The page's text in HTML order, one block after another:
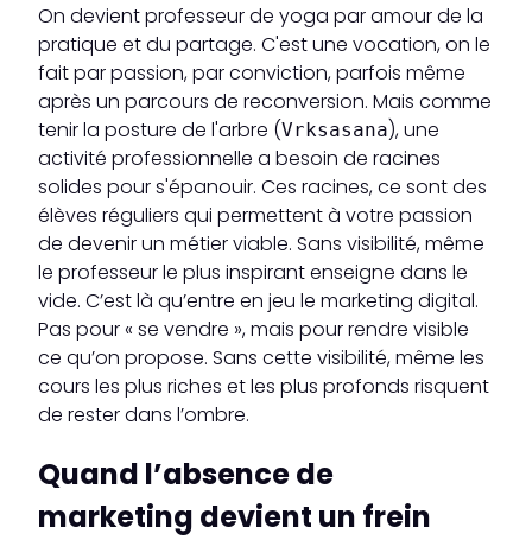
On devient professeur de yoga par amour de la
pratique et du partage. C'est une vocation, on le
fait par passion, par conviction, parfois même
après un parcours de reconversion. Mais comme
tenir la posture de l'arbre (Vrksasana), une
activité professionnelle a besoin de racines
solides pour s'épanouir. Ces racines, ce sont des
élèves réguliers qui permettent à votre passion
de devenir un métier viable. Sans visibilité, même
le professeur le plus inspirant enseigne dans le
vide. C’est là qu’entre en jeu le marketing digital.
Pas pour « se vendre », mais pour rendre visible
ce qu’on propose. Sans cette visibilité, même les
cours les plus riches et les plus profonds risquent
de rester dans l’ombre.
Quand l’absence de
marketing devient un frein